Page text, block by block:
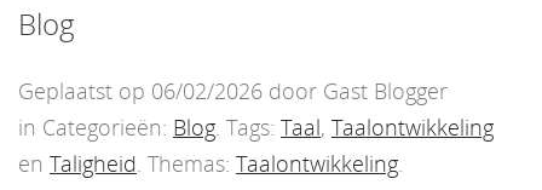
Blog
Geplaatst op 06/02/2026 door Gast Blogger
in Categorieën: Blog. Tags: Taal, Taalontwikkeling
en Taligheid. Themas: Taalontwikkeling.